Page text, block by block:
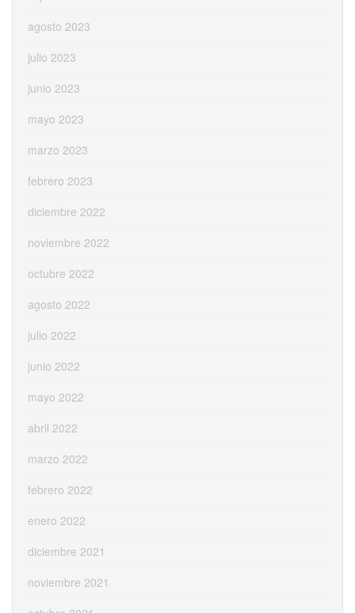
agosto 2023
julio 2023
junio 2023
mayo 2023
marzo 2023
febrero 2023
diciembre 2022
noviembre 2022
octubre 2022
agosto 2022
julio 2022
junio 2022
mayo 2022
abril 2022
marzo 2022
febrero 2022
enero 2022
diciembre 2021
noviembre 2021